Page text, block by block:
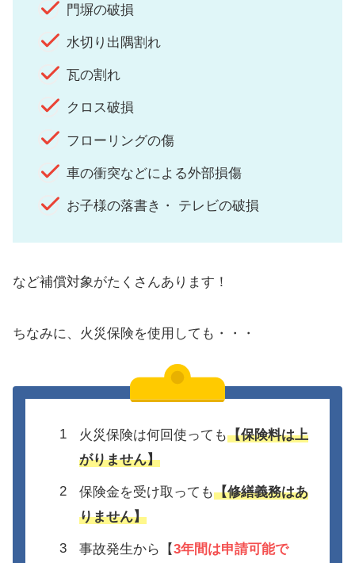
門塀の破損
水切り出隅割れ
瓦の割れ
クロス破損
フローリングの傷
車の衝突などによる外部損傷
お子様の落書き・ テレビの破損
など補償対象がたくさんあります！
ちなみに、火災保険を使用しても・・・
火災保険は何回使っても【保険料は上
がりません】
保険金を受け取っても【修繕義務はあ
りません】
事故発生から【3年間は申請可能で